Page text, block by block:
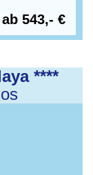
ab 543,- €
****